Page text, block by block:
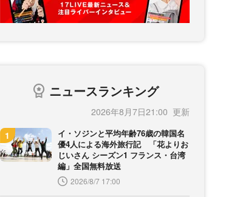
ニュースランキング
2026年8月7日21:00
イ・ソジンと平均年齢76歳の韓国名
優4人による海外旅行記 「花よりお
じいさん シーズン1 フランス・台湾
編」全国無料放送
2026/8/7 17:00